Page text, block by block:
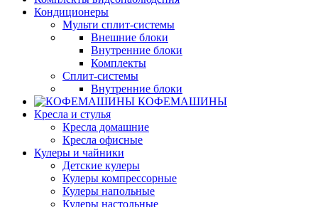
Кондиционеры
Мульти сплит-системы
Внешние блоки
Внутренние блоки
Комплекты
Сплит-системы
Внутренние блоки
КОФЕМАШИНЫ
Кресла и стулья
Кресла домашние
Кресла офисные
Кулеры и чайники
Детские кулеры
Кулеры компрессорные
Кулеры напольные
Кулеры настольные